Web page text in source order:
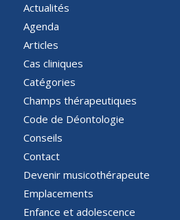
Actualités
Agenda
Articles
Cas cliniques
Catégories
Champs thérapeutiques
Code de Déontologie
Conseils
Contact
Devenir musicothérapeute
Emplacements
Enfance et adolescence